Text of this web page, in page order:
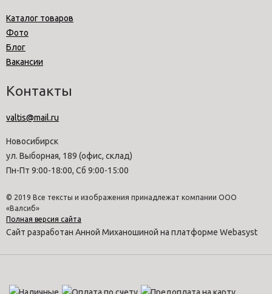
Каталог товаров
Фото
Блог
Вакансии
Контакты
valtis@mail.ru
Новосибирск
ул. Выборная, 189 (офис, склад)
Пн-Пт 9:00-18:00, Сб 9:00-15:00
© 2019 Все тексты и изображения принадлежат компании ООО
«Валсиб»
Полная версия сайта
Сайт разработан Анной Миханошиной на платформе Webasyst